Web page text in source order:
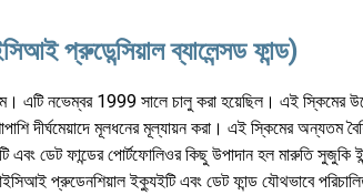
প্রুডেন্সিয়াল ব্যালেন্সড ফান্ড)
এটি নভেম্বর 1999 সালে চালু করা হয়েছিল। এই স্কিমের
দীর্ঘমেয়াদে মূলধনের মূল্যায়ন করা। এই স্কিমের অন্যতম
ডেট ফান্ডের পোর্টফোলিওর কিছু উপাদান হল মারুতি সুজুকি
প্রুডেনশিয়াল ইক্যুইটি এবং ডেট ফান্ড যৌথভাবে